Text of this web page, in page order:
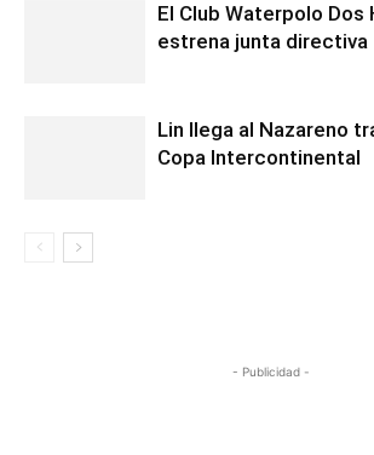
El Club Waterpolo Dos
estrena junta directiva
Lin llega al Nazareno
Copa Intercontinental
- Publicidad -